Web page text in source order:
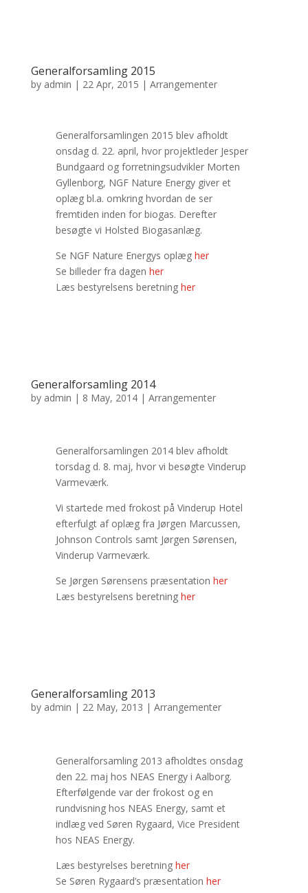
Generalforsamling 2015
by admin | 22 Apr, 2015 | Arrangementer
Generalforsamlingen 2015 blev afholdt
onsdag d. 22. april, hvor projektleder Jesper
Bundgaard og forretningsudvikler Morten
Gyllenborg, NGF Nature Energy giver et
oplæg bl.a. omkring hvordan de ser
fremtiden inden for biogas. Derefter
besøgte vi Holsted Biogasanlæg.
Se NGF Nature Energys oplæg her
Se billeder fra dagen her
Læs bestyrelsens beretning her
Generalforsamling 2014
by admin | 8 May, 2014| Arrangementer
Generalforsamlingen 2014 blev afholdt
torsdag d. 8. maj, hvor vi besøgte Vinderup
Varmeværk.
Vi startede med frokost på Vinderup Hotel
efterfulgt af oplæg fra Jørgen Marcussen,
Johnson Controls samt Jørgen Sørensen,
Vinderup Varmeværk.
Se Jørgen Sørensens præsentation her
Læs bestyrelsens beretning her
Generalforsamling 2013
by admin | 22 May, 2013 | Arrangementer
Generalforsamling 2013 afholdtes onsdag
den 22. maj hos NEAS Energy i Aalborg.
Efterfølgende var der frokost og en
rundvisning hos NEAS Energy, samt et
indlæg ved Søren Rygaard, Vice President
hos NEAS Energy.
Læs bestyrelses beretning her
Se Søren Rygaard’s præsentation her